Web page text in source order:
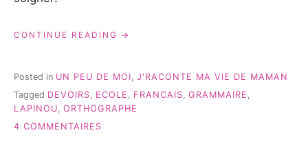
CONTINUE READING « LE
ET
#UNPEUDEMOI »
Posted in UN PEU DE MOI J'RACONTE MA VIE DE MAMAN
Tagged DEVOIRS ECOLE FRANCAIS GRAMMAIRE
LAPINOU ORTHOGRAPHE
4 COMMENTAIRES